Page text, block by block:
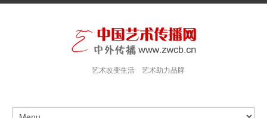
艺术改变生活 艺术助力品牌